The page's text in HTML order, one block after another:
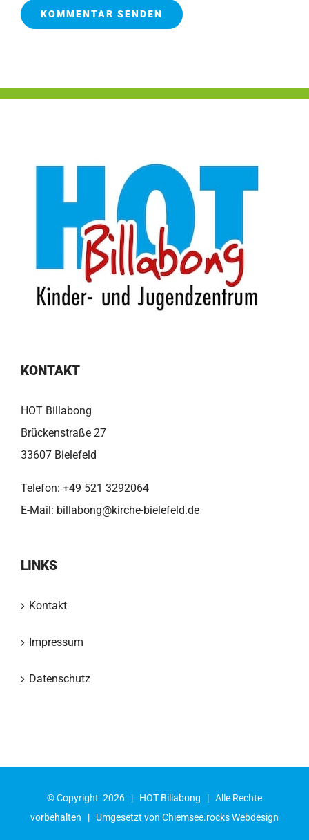
KONTAKT
HOT Billabong
Brückenstraße 27
33607 Bielefeld
Telefon: +49 521 3292064
E-Mail: billabong@kirche-bielefeld.de
LINKS
Kontakt
Impressum
Datenschutz
© Copyright 2026 | HOT Billabong | Alle Rechte
vorbehalten | Umgesetzt von Chiemsee.rocks Webdesign